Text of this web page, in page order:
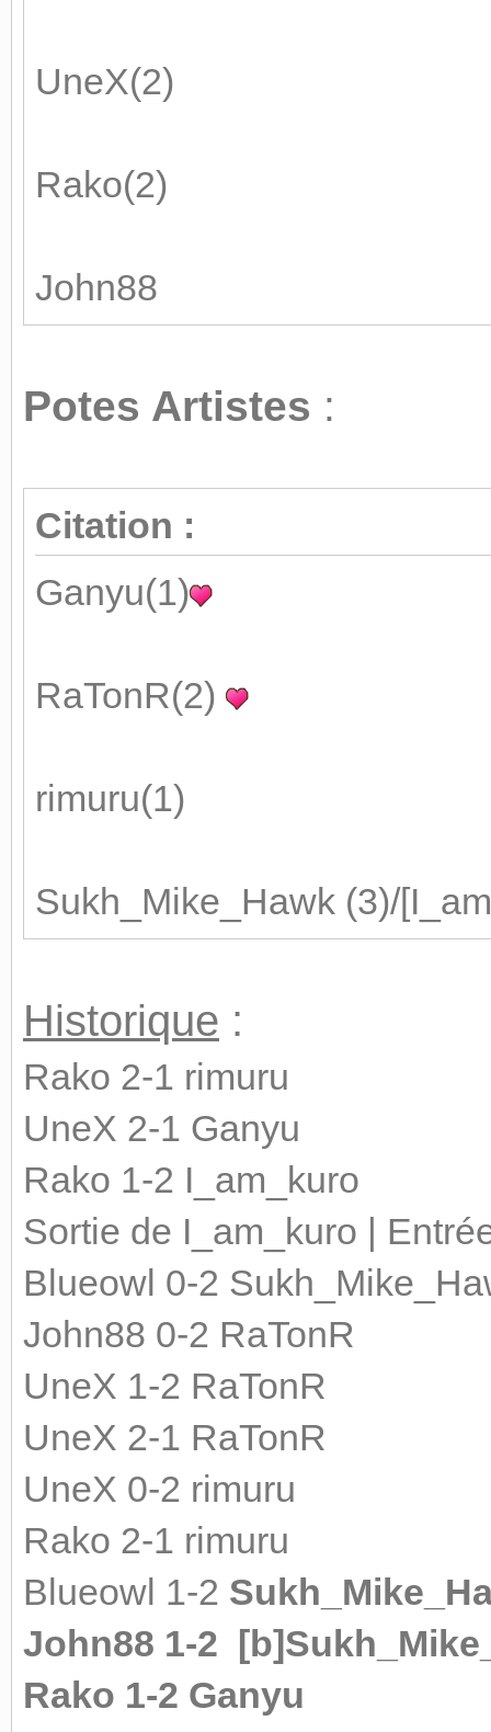
UneX(2)
Rako(2)
John88
Potes Artistes :
Citation :
Ganyu(1)
RaTonR(2)
rimuru(1)
Sukh_Mike_Hawk (3)/
Historique :
Rako 2-1 rimuru
UneX 2-1 Ganyu
Rako 1-2 I_am_kuro
Sortie de I_am_kuro |
Blueowl 0-2
John88 0-2 RaTonR
UneX 1-2 RaTonR
UneX 2-1 RaTonR
UneX 0-2 rimuru
Rako 2-1 rimuru
Blueowl 1-2
John88 1-2
Rako 1-2 Ganyu